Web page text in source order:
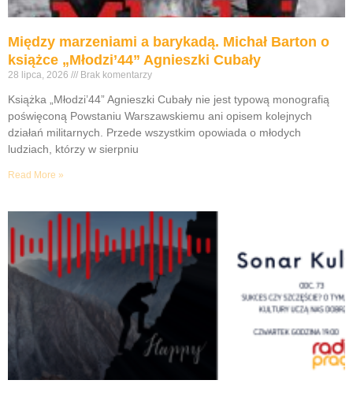
Między marzeniami a barykadą. Michał Barton o
książce „Młodzi’44” Agnieszki Cubały
28 lipca, 2026 Brak komentarzy
Książka „Młodzi’44” Agnieszki Cubały nie jest typową monografią
poświęconą Powstaniu Warszawskiemu ani opisem kolejnych
działań militarnych. Przede wszystkim opowiada o młodych
ludziach, którzy w sierpniu
Read More »